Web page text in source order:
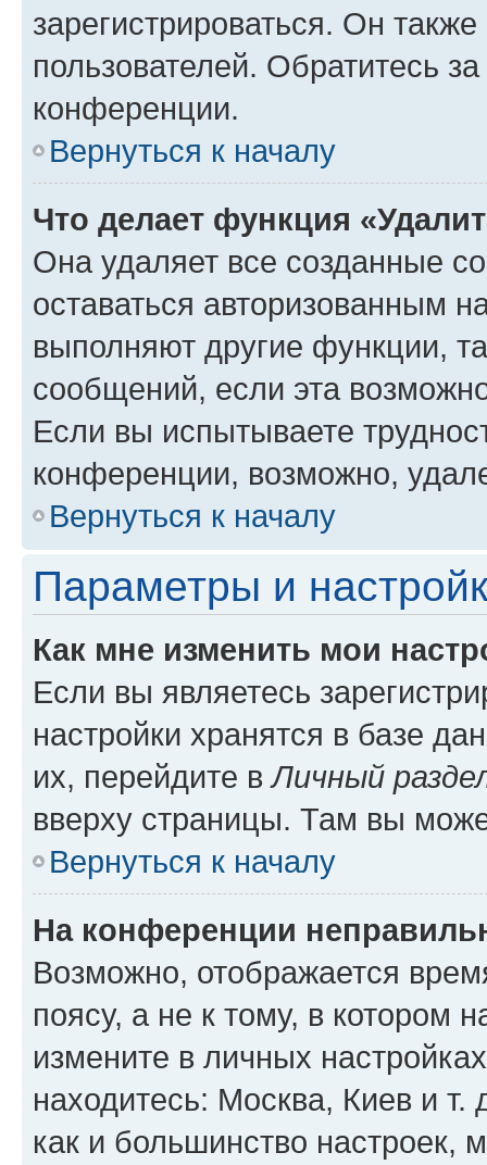
зарегистрироваться. Он
пользователей. Обратитесь
конференции.
Вернуться к началу
Что делает функция
Она удаляет все созданные
оставаться авторизованным
выполняют другие функции,
сообщений, если эта
Если вы испытываете
конференции, возможно,
Вернуться к началу
Параметры и
Как мне изменить мои
Если вы являетесь
настройки хранятся в базе
их, перейдите вЛичный
вверху страницы. Там вы
Вернуться к началу
На конференции
Возможно, отображается
поясу, а не к тому, в котором
измените в личных
находитесь: Москва, Киев и т.
как и большинство настроек,